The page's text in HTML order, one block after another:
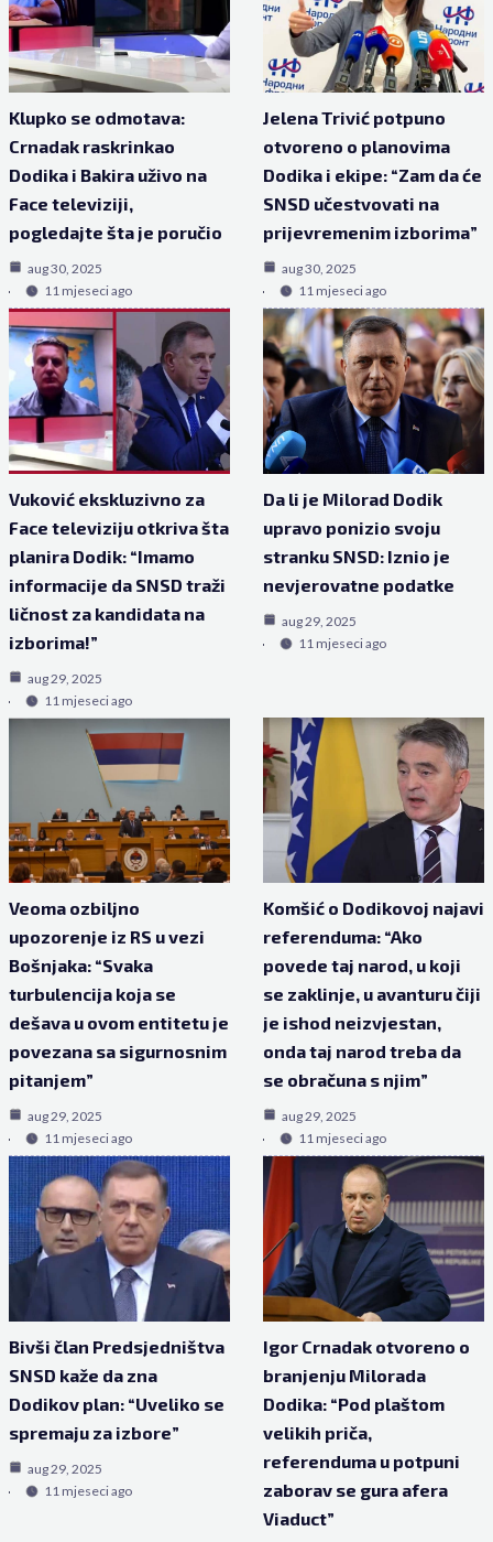
Klupko se odmotava:
Crnadak raskrinkao
Dodika i Bakira uživo na
Face televiziji,
pogledajte šta je poručio
aug 30, 2025
11 mjeseci ago
Jelena Trivić potpuno
otvoreno o planovima
Dodika i ekipe: “Zam da će
SNSD učestvovati na
prijevremenim izborima”
aug 30, 2025
11 mjeseci ago
Vuković ekskluzivno za
Face televiziju otkriva šta
planira Dodik: “Imamo
informacije da SNSD traži
ličnost za kandidata na
izborima!”
aug 29, 2025
11 mjeseci ago
Da li je Milorad Dodik
upravo ponizio svoju
stranku SNSD: Iznio je
nevjerovatne podatke
aug 29, 2025
11 mjeseci ago
Veoma ozbiljno
upozorenje iz RS u vezi
Bošnjaka: “Svaka
turbulencija koja se
dešava u ovom entitetu je
povezana sa sigurnosnim
pitanjem”
aug 29, 2025
11 mjeseci ago
Komšić o Dodikovoj najavi
referenduma: “Ako
povede taj narod, u koji
se zaklinje, u avanturu čiji
je ishod neizvjestan,
onda taj narod treba da
se obračuna s njim”
aug 29, 2025
11 mjeseci ago
Bivši član Predsjedništva
SNSD kaže da zna
Dodikov plan: “Uveliko se
spremaju za izbore”
aug 29, 2025
11 mjeseci ago
Igor Crnadak otvoreno o
branjenju Milorada
Dodika: “Pod plaštom
velikih priča,
referenduma u potpuni
zaborav se gura afera
Viaduct”